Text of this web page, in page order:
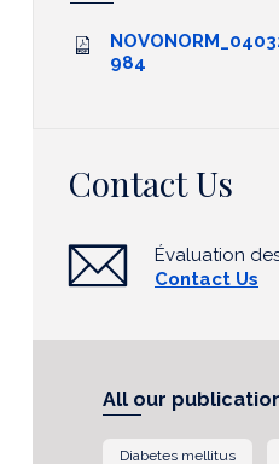
984
Contact Us
Évaluation
Contact Us
All our
Diabetes mellitus